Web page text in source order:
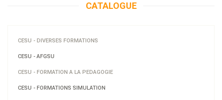
CATALOGUE
CESU - DIVERSES FORMATIONS
CESU - AFGSU
CESU - FORMATION A LA PEDAGOGIE
CESU - FORMATIONS SIMULATION